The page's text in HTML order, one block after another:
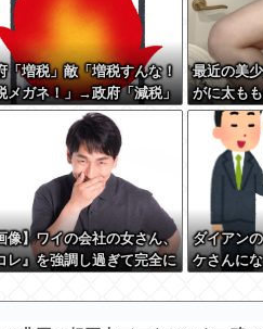
「増税」敵「増税すんな！
メガネ！」→政府「減税」
減税すんな！社会保障どう
最近の美
がに太も
像】ワイの会社の女さん、
レ』を強調し過ぎて完全に
w w w w w w w w w
ダイアン
ケさんに